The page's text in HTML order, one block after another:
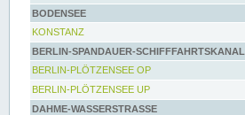
BODENSEE
KONSTANZ
BERLIN-SPANDAUER-SCHIFFFAHRTSKANAL
BERLIN-PLÖTZENSEE OP
BERLIN-PLÖTZENSEE UP
DAHME-WASSERSTRASSE